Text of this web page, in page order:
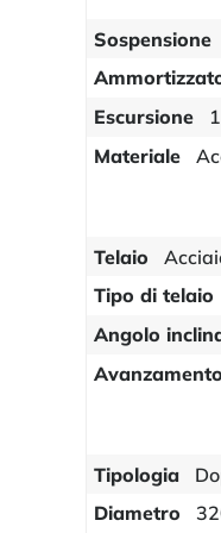
Sospensione
Escursione
Materiale
Telaio
Tipo di telaio
Angolo
Avanzamento
Tipologia
Diametro